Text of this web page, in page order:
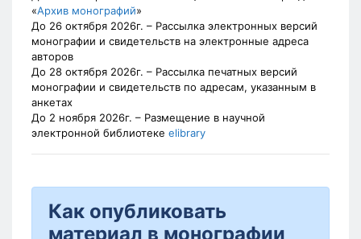
«Архив монографий»
До 26 октября 2026г. – Рассылка электронных версий
монографии и свидетельств на электронные адреса
авторов
До 28 октября 2026г. – Рассылка печатных версий
монографии и свидетельств по адресам, указанным в
анкетах
До 2 ноября 2026г. – Размещение в научной
электронной библиотеке elibrary
Как опубликовать
материал в монографии